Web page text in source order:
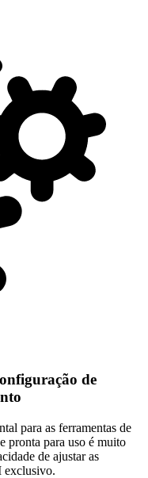
de
para as ferramentas de
pronta para uso é muito
de ajustar as
exclusivo.